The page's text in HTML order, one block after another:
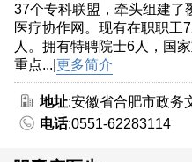
37个专科联盟，牵头组建了
医疗协作网。现有在职职工
人。拥有特聘院士6人，国
重点...| 更多简介
地址:安徽省合肥市政务
电话:0551-62283114